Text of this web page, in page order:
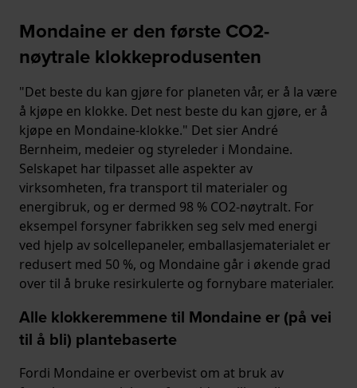
Mondaine er den første CO2-
nøytrale klokkeprodusenten
"Det beste du kan gjøre for planeten vår, er å la være
å kjøpe en klokke. Det nest beste du kan gjøre, er å
kjøpe en Mondaine-klokke." Det sier André
Bernheim, medeier og styreleder i Mondaine.
Selskapet har tilpasset alle aspekter av
virksomheten, fra transport til materialer og
energibruk, og er dermed 98 % CO2-nøytralt. For
eksempel forsyner fabrikken seg selv med energi
ved hjelp av solcellepaneler, emballasjematerialet er
redusert med 50 %, og Mondaine går i økende grad
over til å bruke resirkulerte og fornybare materialer.
Alle klokkeremmene til Mondaine er (på vei
til å bli) plantebaserte
Fordi Mondaine er overbevist om at bruk av